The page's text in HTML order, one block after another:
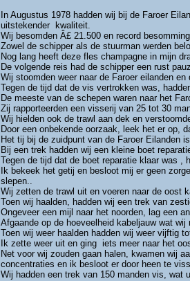
In Augustus 1978 hadden wij bij de Faroer
uitstekender kwaliteit.
Wij besomden Â£ 21.500 en record
Zowel de schipper als de stuurman werden
Nog lang heeft deze fles champagne in mijn
De volgende reis had de schipper een rust
Wij stoomden weer naar de Faroer eilanden
Tegen de tijd dat de vis vertrokken was,
De meeste van de schepen waren naar het
Zij rapporteerden een visserij van 25 tot 30
Wij hielden ook de trawl aan dek en
Door een onbekende oorzaak, leek het er op,
Het tij bij de zuidpunt van de Faroer Eilanden
Bij een trek hadden wij een kleine boet
Tegen de tijd dat de boet reparatie klaar was
Ik bekeek het getij en besloot mij er geen
slepen..
Wij zetten de trawl uit en voeren naar de oost
Toen wij haalden, hadden wij een trek van
Ongeveer een mijl naar het noorden, lag een
Afgaande op de hoeveelheid kabeljauw wat
Toen wij weer haalden hadden wij weer vijftig
Ik zette weer uit en ging iets meer naar het
Net voor wij zouden gaan halen, kwamen wij
concentraties en ik besloot er door heen te
Wij hadden een trek van 150 manden vis, wat